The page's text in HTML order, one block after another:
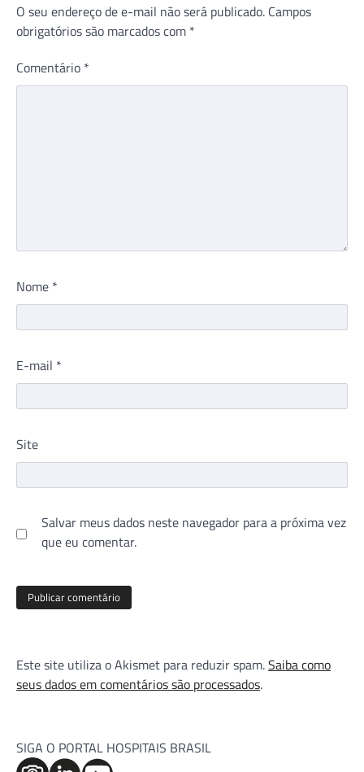
O seu endereço de e-mail não será publicado. Campos
obrigatórios são marcados com *
Comentário *
Nome *
E-mail *
Site
Salvar meus dados neste navegador para a próxima vez
que eu comentar.
Este site utiliza o Akismet para reduzir spam.Saiba como
seus dados em comentários são processados.
SIGA O PORTAL HOSPITAIS BRASIL